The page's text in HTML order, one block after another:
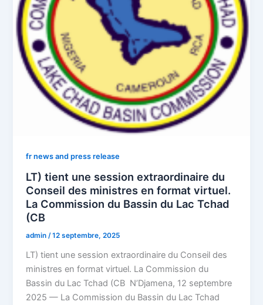
fr news and press release
LT) tient une session extraordinaire du
Conseil des ministres en format virtuel.
La Commission du Bassin du Lac Tchad
(CB
admin /12 septembre, 2025
LT) tient une session extraordinaire du Conseil des
ministres en format virtuel. La Commission du
Bassin du Lac Tchad (CB N’Djamena, 12 septembre
2025 — La Commission du Bassin du Lac Tchad